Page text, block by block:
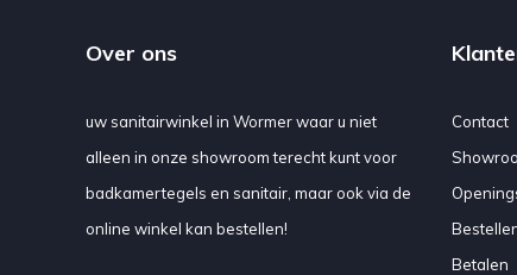
Over ons
uw sanitairwinkel in Wormer waar u niet
alleen in onze showroom terecht kunt voor
badkamertegels en sanitair, maar ook via de
online winkel kan bestellen!
Contact
Betalen